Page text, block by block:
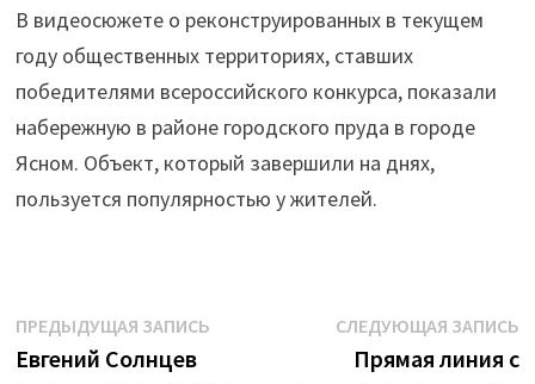
В видеосюжете о реконструированных в текущем
году общественных территориях, ставших
победителями всероссийского конкурса, показали
набережную в районе городского пруда в городе
Ясном. Объект, который завершили на днях,
пользуется популярностью у жителей.
Навигация
ПРЕДЫДУЩАЯ ЗАПИСЬПредыдущая
Евгений Солнцев
СЛЕДУЮЩАЯ ЗАПИСЬ
Прямая линия с